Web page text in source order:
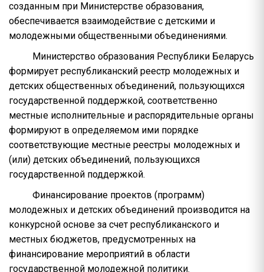
созданным при Министерстве образования,
обеспечивается взаимодействие с детскими и
молодежными общественными объединениями.
Министерство образования Республики Беларусь
формирует республиканский реестр молодежных и
детских общественных объединений, пользующихся
государственной поддержкой, соответственно
местные исполнительные и распорядительные органы
формируют в определяемом ими порядке
соответствующие местные реестры молодежных и
(или) детских объединений, пользующихся
государственной поддержкой.
Финансирование проектов (программ)
молодежных и детских объединений производится на
конкурсной основе за счет республиканского и
местных бюджетов, предусмотренных на
финансирование мероприятий в области
государственной молодежной политики.